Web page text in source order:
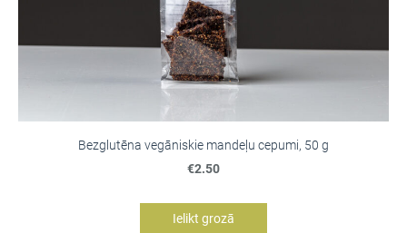
Bezglutēna vegāniskie mandeļu cepumi, 50 g
€2.50
Ielikt grozā